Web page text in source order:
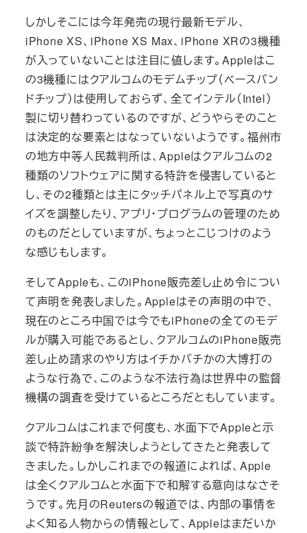
しかしそこには今年発売の現行最新モデル、
iPhone XS、iPhone XS Max、iPhone XRの3機種
が入っていないことは注目に値します。Appleはこ
の3機種にはクアルコムのモデムチップ（ベースバン
ドチップ）は使用しておらず、全てインテル（Intel）
製に切り替わっているのですが、どうやらそのこと
は決定的な要素とはなっていないようです。福州市
の地方中等人民裁判所は、Appleはクアルコムの2
種類のソフトウェアに関する特許を侵害していると
し、その2種類とは主にタッチパネル上で写真のサ
イズを調整したり、アプリ・プログラムの管理のため
のものだとしていますが、ちょっとこじつけのよう
な感じもします。
そしてAppleも、このiPhone販売差し止め令につい
て声明を発表しました。Appleはその声明の中で、
現在のところ中国では今でもiPhoneの全てのモデ
ルが購入可能であるとし、クアルコムのiPhone販売
差し止め請求のやり方はイチかバチかの大博打の
ような行為で、このような不法行為は世界中の監督
機構の調査を受けているところだともしています。
クアルコムはこれまで何度も、水面下でAppleと示
談で特許紛争を解決しようとしてきたと発表して
きました。しかしこれまでの報道によれば、Apple
は全くクアルコムと水面下で和解する意向はなさそ
うです。先月のReutersの報道では、内部の事情を
よく知る人物からの情報として、Appleはまだいか